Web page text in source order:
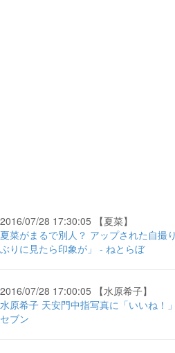
2016/07/28 17:30:05 【夏菜】
夏菜がまるで別人？ アップされた自撮
ぶりに見たら印象が」 - ねとらぼ
2016/07/28 17:00:05 【水原希子】
水原希子 天安門中指写真に「いいね！
セブン